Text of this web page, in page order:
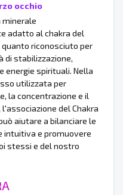
occhio
minerale
adatto al chakra del
quanto riconosciuto per
di stabilizzazione,
energie spirituali. Nella
utilizzata per
la concentrazione e il
del Chakra
aiutare a bilanciare le
intuitiva e promuovere
stessi e del nostro